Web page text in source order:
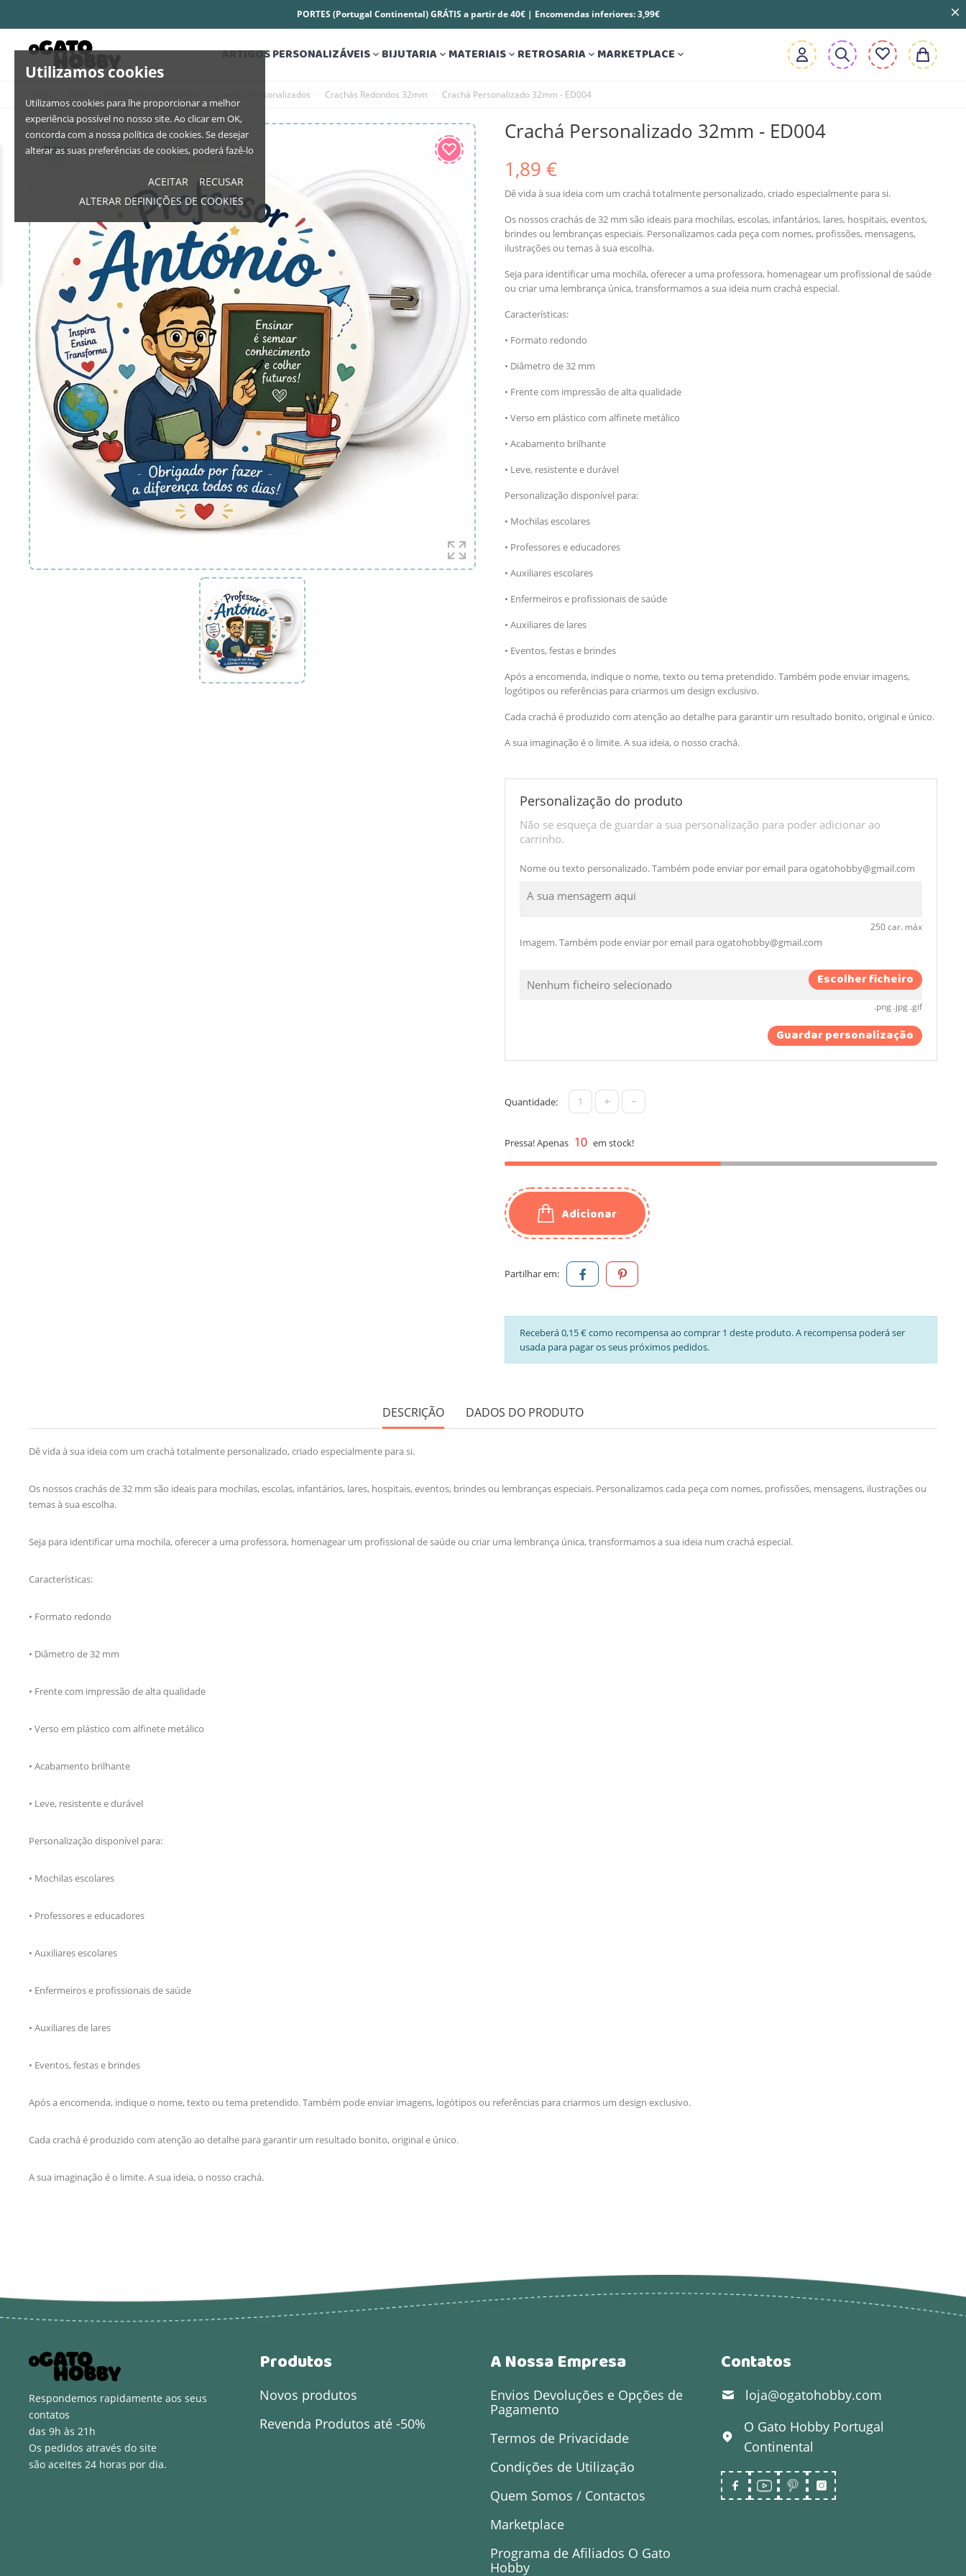
Utilizamos cookies
Utilizamos cookies para lhe proporcionar a melhor
experiência possível no nosso site. Ao clicar em OK,
concorda com a nossa política de cookies. Se desejar
alterar as suas preferências de cookies, poderá fazê-lo
ACEITAR
RECUSAR
ALTERAR DEFINIÇÕES DE COOKIES
PORTES (Portugal Continental) GRÁTIS a partir de 40€ | Encomendas inferiores: 3,99€
ARTIGOS PERSONALIZÁVEIS BIJUTARIA MATERIAIS RETROSARIA MARKETPLACE 
Crachás Personalizados Crachás Redondos 32mm Crachá Personalizado 32mm - ED004
Novo
Crachá Personalizado 32mm - ED004
1,89 €
Dê vida à sua ideia com um crachá totalmente personalizado, criado especialmente para si.
Os nossos crachás de 32 mm são ideais para mochilas, escolas, infantários, lares, hospitais, eventos,
brindes ou lembranças especiais. Personalizamos cada peça com nomes, profissões, mensagens,
ilustrações ou temas à sua escolha.
Seja para identificar uma mochila, oferecer a uma professora, homenagear um profissional de saúde
ou criar uma lembrança única, transformamos a sua ideia num crachá especial.
Características:
• Formato redondo
• Diâmetro de 32 mm
• Frente com impressão de alta qualidade
• Verso em plástico com alfinete metálico
• Acabamento brilhante
• Leve, resistente e durável
Personalização disponível para:
• Mochilas escolares
• Professores e educadores
• Auxiliares escolares
• Enfermeiros e profissionais de saúde
• Auxiliares de lares
• Eventos, festas e brindes
Após a encomenda, indique o nome, texto ou tema pretendido. Também pode enviar imagens,
logótipos ou referências para criarmos um design exclusivo.
Cada crachá é produzido com atenção ao detalhe para garantir um resultado bonito, original e único.
A sua imaginação é o limite. A sua ideia, o nosso crachá.
Personalização do produto
Não se esqueça de guardar a sua personalização para poder adicionar ao
carrinho.
Nome ou texto personalizado. Também pode enviar por email para ogatohobby@gmail.com
250 car. máx
Imagem. Também pode enviar por email para ogatohobby@gmail.com
Nenhum ficheiro selecionado Escolher ficheiro
.png .jpg .gif
Guardar personalização
Quantidade: + -
Pressa! Apenas 10 em stock!
Adicionar
Partilhar em:
Receberá 0,15 € como recompensa ao comprar 1 deste produto. A recompensa poderá ser
usada para pagar os seus próximos pedidos.
DESCRIÇÃO DADOS DO PRODUTO
Dê vida à sua ideia com um crachá totalmente personalizado, criado especialmente para si.
Os nossos crachás de 32 mm são ideais para mochilas, escolas, infantários, lares, hospitais, eventos, brindes ou lembranças especiais. Personalizamos cada peça com nomes, profissões, mensagens, ilustrações ou
temas à sua escolha.
Seja para identificar uma mochila, oferecer a uma professora, homenagear um profissional de saúde ou criar uma lembrança única, transformamos a sua ideia num crachá especial.
Características:
• Formato redondo
• Diâmetro de 32 mm
• Frente com impressão de alta qualidade
• Verso em plástico com alfinete metálico
• Acabamento brilhante
• Leve, resistente e durável
Personalização disponível para:
• Mochilas escolares
• Professores e educadores
• Auxiliares escolares
• Enfermeiros e profissionais de saúde
• Auxiliares de lares
• Eventos, festas e brindes
Após a encomenda, indique o nome, texto ou tema pretendido. Também pode enviar imagens, logótipos ou referências para criarmos um design exclusivo.
Cada crachá é produzido com atenção ao detalhe para garantir um resultado bonito, original e único.
A sua imaginação é o limite. A sua ideia, o nosso crachá.
Respondemos rapidamente aos seus
contatos
das 9h às 21h
Os pedidos através do site
são aceites 24 horas por dia.
Produtos
Novos produtos
Revenda Produtos até -50%
A Nossa Empresa
Envios Devoluções e Opções de
Pagamento
Termos de Privacidade
Condições de Utilização
Quem Somos / Contactos
Marketplace
Programa de Afiliados O Gato
Hobby
Contatos
loja@ogatohobby.com
O Gato Hobby Portugal
Continental